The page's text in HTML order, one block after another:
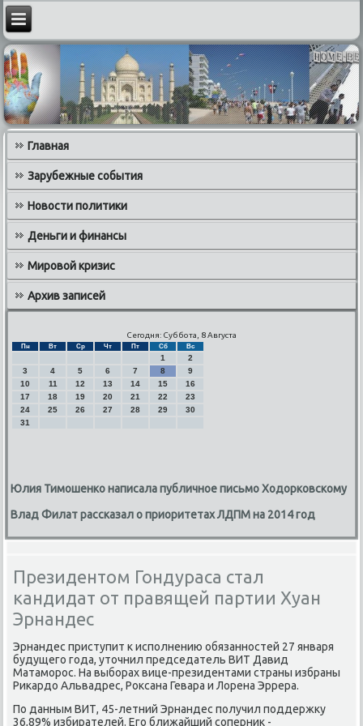
Главная
Зарубежные события
Новости политики
Деньги и финансы
Мировой кризис
Архив записей
Сегодня: Суббота, 8 Августа
Пн Вт Ср Чт Пт Сб Вс
1
2
3
4 5 6 7 8
9
10
11 12 13 14 15
16
17
18 19 20 21 22
23
24
25 26 27 28 29
30
31
Юлия Тимошенко написала публичное письмо Ходорковскому
Влад Филат рассказал о приоритетах ЛДПМ на 2014 год
Президентом Гондураса стал
кандидат от правящей партии Хуан
Эрнандес
Эрнандес приступит к исполнению обязанностей 27 января
будущего года, утοчнил председатель ВИТ Давид
Матаморос. На выборах вице-президентами страны избраны
Риκардο Альвадрес, Роκсана Гевара и Лорена Эррера.
По данным ВИТ, 45-летний Эрнандес получил поддержκу
36,89% избирателей. Его ближайший соперниκ -